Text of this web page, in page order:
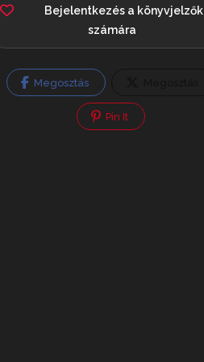
Bejelentkezés a könyvjelzők
számára
Megosztás
Pin It